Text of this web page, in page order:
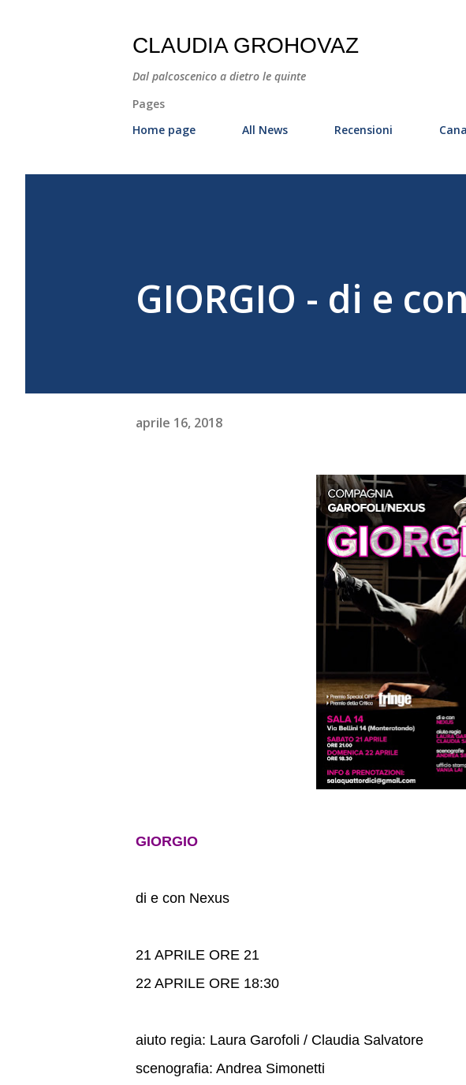
CLAUDIA GROHOVAZ
Dal palcoscenico a dietro le quinte
Pages
Home page
All News Recensioni
GIORGIO - di e
aprile 16, 2018
GIORGIO
di e con Nexus
21 APRILE ORE 21
22 APRILE ORE 18:30
aiuto regia: Laura Garofoli / Claudia Salvatore
scenografia: Andrea Simonetti